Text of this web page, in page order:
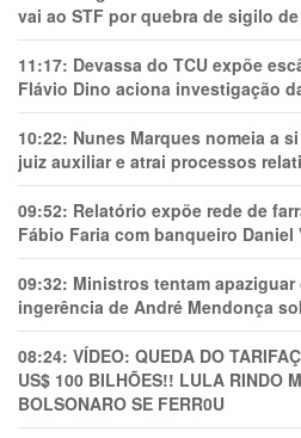
vai ao STF por quebra de sigilo
11:17: Devassa do TCU expõe
Flávio Dino aciona investigação
10:22: Nunes Marques nomeia a
juiz auxiliar e atrai processos
09:52: Relatório expõe rede de
Fábio Faria com banqueiro Daniel
09:32: Ministros tentam
ingerência de André Mendonça
08:24: VÍDEO: QUEDA DO
US$ 100 BILHÕES!! LULA RINDO
BOLSONARO SE FERR0U